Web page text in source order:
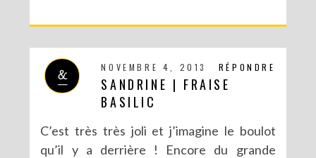
RÉPONDRE
NOVEMBRE 4, 2013
SANDRINE | FRAISE
BASILIC
C’est très très joli et j’imagine le boulot
qu’il y a derrière ! Encore du grande